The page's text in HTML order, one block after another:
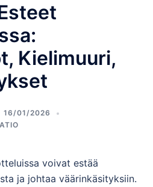
Kielimuuri,
16/01/2026
voivat estää
ja johtaa väärinkäsityksiin.